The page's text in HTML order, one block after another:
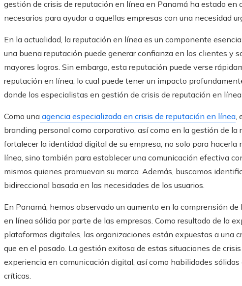
gestión de crisis de reputación en línea en Panamá ha estado
necesarios para ayudar a aquellas empresas con una necesidad
En la actualidad, la reputación en línea es un componente
una buena reputación puede generar confianza en los clientes y
mayores logros. Sin embargo, esta reputación puede verse
reputación en línea, lo cual puede tener un impacto
donde los especialistas en gestión de crisis de reputación en
Como una agencia especializada en crisis de reputación en línea,
branding personal como corporativo, así como en la gestión de
fortalecer la identidad digital de su empresa, no solo para
línea, sino también para establecer una comunicación efectiva
mismos quienes promuevan su marca. Además, buscamos
bidireccional basada en las necesidades de los usuarios.
En Panamá, hemos observado un aumento en la comprensión
en línea sólida por parte de las empresas. Como resultado de la
plataformas digitales, las organizaciones están expuestas a una
que en el pasado. La gestión exitosa de estas situaciones de
experiencia en comunicación digital, así como habilidades
críticas.